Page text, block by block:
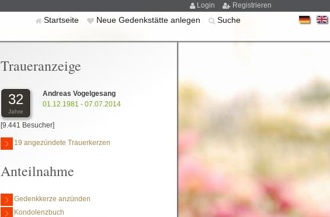
Login Registrieren
Startseite Neue Gedenkstätte anlegen Suche
Traueranzeige
32
Jahre
Andreas Vogelgesang
01.12.1981 - 07.07.2014
[9.441 Besucher]
19 angezündete Trauerkerzen
Anteilnahme
Gedenkkerze anzünden
Kondolenzbuch